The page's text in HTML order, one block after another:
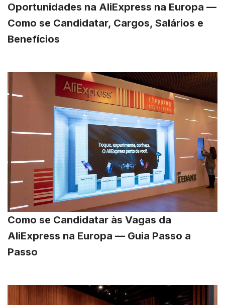
Oportunidades na AliExpress na Europa —
Como se Candidatar, Cargos, Salários e
Benefícios
Como se Candidatar às Vagas da
AliExpress na Europa — Guia Passo a
Passo